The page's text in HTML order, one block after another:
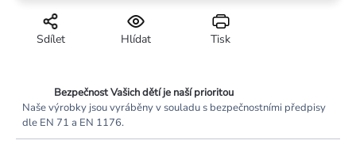
Tisk
Hlídat
Sdílet
Bezpečnost Vašich dětí je naší prioritou
Naše výrobky jsou vyráběny v souladu s bezpečnostními předpisy
dle EN 71 a EN 1176.